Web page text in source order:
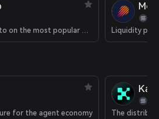
Trade, earn, and win crypto on the most popular decentralized platform in the galaxy. Liquidity
for the agent economy